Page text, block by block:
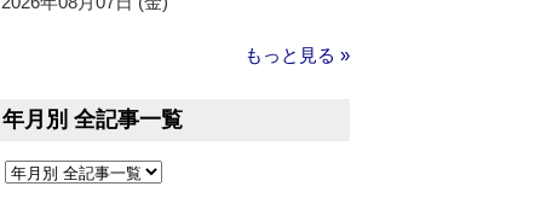
もっと見る »
年月別 全記事一覧